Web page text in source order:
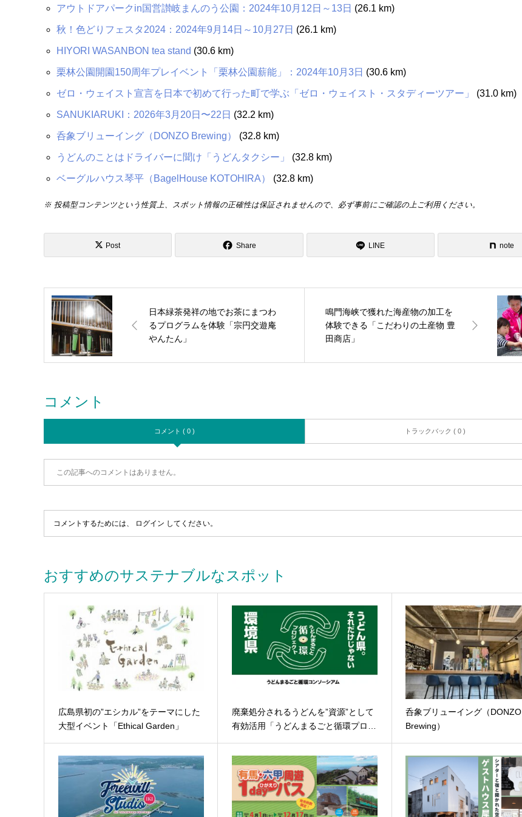
アウトドアパークin国営讃岐まんのう公園：2024年10月12日～13日 (26.1 km)
秋！色どりフェスタ2024：2024年9月14日～10月27日 (26.1 km)
HIYORI WASANBON tea stand (30.6 km)
栗林公園開園150周年プレイベント「栗林公園薪能」：2024年10月3日 (30.6 km)
ゼロ・ウェイスト宣言を日本で初めて行った町で学ぶ「ゼロ・ウェイスト・スタディーツアー」 (31.0 km)
SANUKIARUKI：2026年3月20日〜22日 (32.2 km)
呑象ブリューイング（DONZO Brewing） (32.8 km)
うどんのことはドライバーに聞け「うどんタクシー」 (32.8 km)
ベーグルハウス琴平（BagelHouse KOTOHIRA） (32.8 km)
※ 投稿型コンテンツという性質上、スポット情報の正確性は保証されませんので、必ず事前にご確認の上ご利用ください。
Post Share LINE note
日本緑茶発祥の地でお茶にまつわ
るプログラムを体験「宗円交遊庵
やんたん」
鳴門海峡で獲れた海産物の加工を
体験できる「こだわりの土産物 豊
田商店」
コメント
コメント ( 0 ) トラックバック ( 0 )
この記事へのコメントはありません。
コメントするためには、 ログイン してください。
おすすめのサステナブルなスポット
広島県初の”エシカル”をテーマにした
大型イベント「Ethical Garden」
廃棄処分されるうどんを”資源”として
有効活用「うどんまるごと循環プロ…
呑象ブリューイング（DONZO
Brewing）